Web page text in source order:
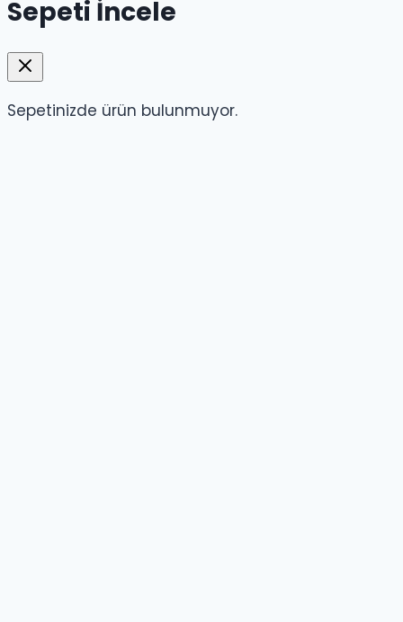
Sepeti İncele
Sepetinizde ürün bulunmuyor.